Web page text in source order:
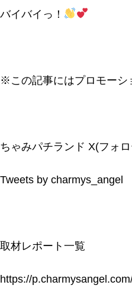
バイバイっ！
※この記事にはプロモーシ
ちゃみパチランド X(フォ
Tweets by charmys_angel
取材レポート一覧
https://